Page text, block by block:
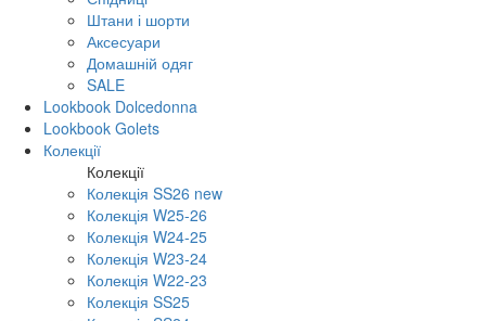
Штани і шорти
Аксесуари
Домашній одяг
SALE
Lookbook Dolcedonna
Lookbook Golets
Колекції
Колекції
Колекція SS26 new
Колекція W25-26
Колекція W24-25
Колекція W23-24
Колекція W22-23
Колекція SS25